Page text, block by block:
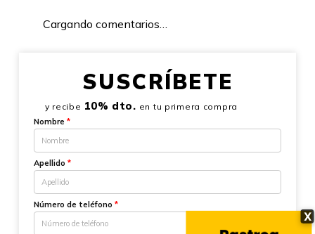
X
Cargando comentarios…
SUSCRÍBETE
y recibe 10% dto. en tu primera compra
Nombre *
Apellido *
Número de teléfono *